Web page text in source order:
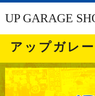
UP GARAGE
アップガレ